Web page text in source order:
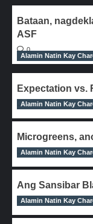
Bataan,
ASF
0
Alamin Natin Kay
Expectation vs.
0
Alamin Natin Kay
Microgreens,
0
Alamin Natin Kay
Ang Sansibar
0
Alamin Natin Kay